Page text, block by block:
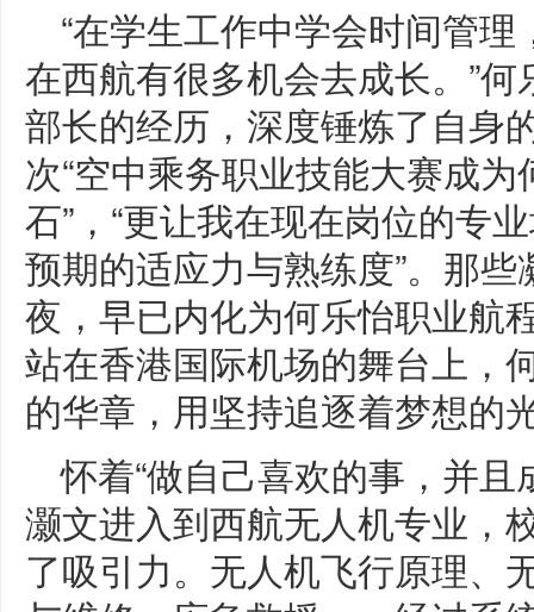
“在学生工作中学会时间管
在西航有很多机会去成长。”
部长的经历，深度锤炼了自身
次“空中乘务职业技能大赛成
石”，“更让我在现在岗位的专
预期的适应力与熟练度”。那
夜，早已内化为何乐怡职业航
站在香港国际机场的舞台上，
的华章，用坚持追逐着梦想的
怀着“做自己喜欢的事，并且
灏文进入到西航无人机专业，
了吸引力。无人机飞行原理、